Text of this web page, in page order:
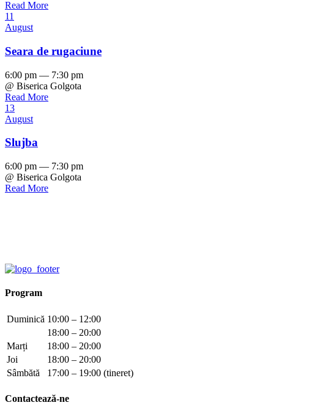
Read More
11
August
Seara de rugaciune
6:00 pm — 7:30 pm
@ Biserica Golgota
Read More
13
August
Slujba
6:00 pm — 7:30 pm
@ Biserica Golgota
Read More
Program
Duminică 10:00 – 12:00
18:00 – 20:00
Marți
18:00 – 20:00
Joi
18:00 – 20:00
Sâmbătă
17:00 – 19:00 (tineret)
Contactează-ne